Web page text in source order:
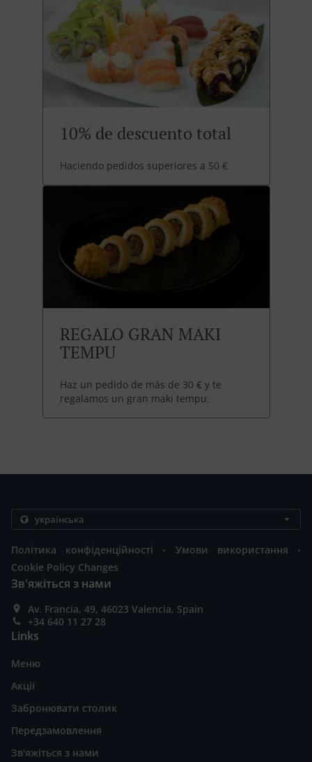
10% de descuento total
Haciendo pedidos superiores a 50 €
REGALO GRAN MAKI
TEMPU
Haz un pedido de más de 30 € y te
regalamos un gran maki tempu.
Політика конфіденційності . Умови використання .
Cookie Policy Changes
Зв'яжіться з нами
Av. Francia, 49, 46023 Valencia, Spain
+34 640 11 27 28
Links
Меню
Акції
Забронювати столик
Передзамовлення
Зв'яжіться з нами